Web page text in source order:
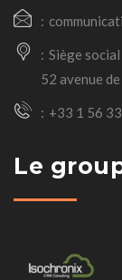
Siège social
52 avenue
+33 1 56
Le